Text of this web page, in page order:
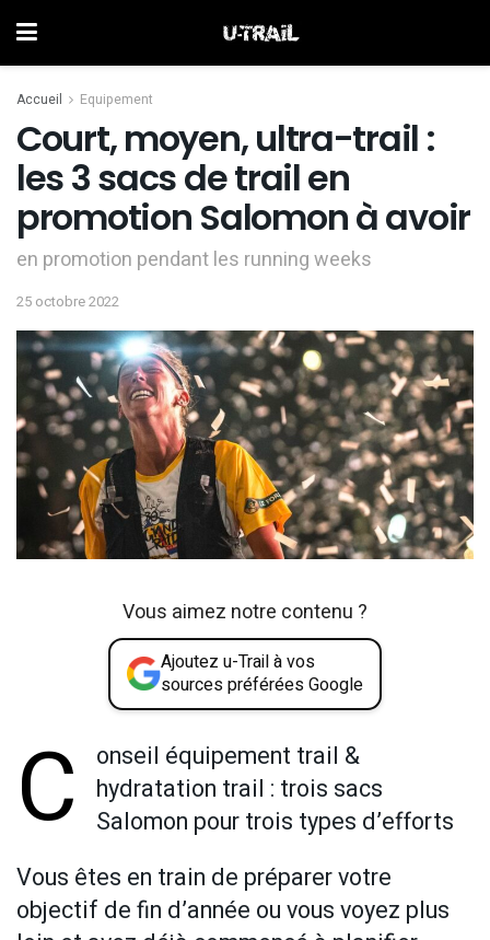
Accueil Equipement
Court, moyen, ultra-trail :
les 3 sacs de trail en
promotion Salomon à avoir
en promotion pendant les running weeks
25 octobre 2022
Vous aimez notre contenu ?
Ajoutez u-Trail à vos
sources préférées Google
C
onseil équipement trail &
hydratation trail : trois sacs
Salomon pour trois types d’efforts
Vous êtes en train de préparer votre
objectif de fin d’année ou vous voyez plus